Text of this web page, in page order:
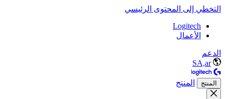
التخطي إلى المحتوى الرئيسي
Logitech
الأعمال
الدعم
SA,ar
المنتج المنتج